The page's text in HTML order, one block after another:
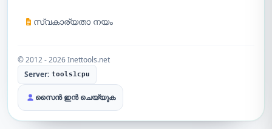
സ്വകാര്യതാ നയം
© 2012 - 2026 Inettools.net
Server: tools1cpu
സൈൻ ഇൻ ചെയ്യുക